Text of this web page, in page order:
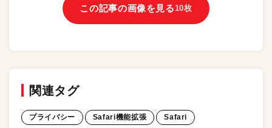
この記事の画像を見る10枚
関連タグ
プライバシー Safari機能拡張 Safari